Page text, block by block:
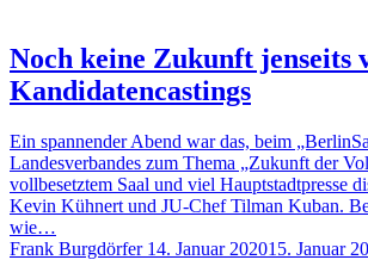
Noch keine Zukunft jenseits
Kandidatencastings
Ein spannender Abend war das, beim
Landesverbandes zum Thema „Zukunft der
vollbesetztem Saal und viel Hauptstadtpresse
Kevin Kühnert und JU-Chef Tilman Kuban.
wie…
Frank Burgdörfer 14. Januar 202015. Januar